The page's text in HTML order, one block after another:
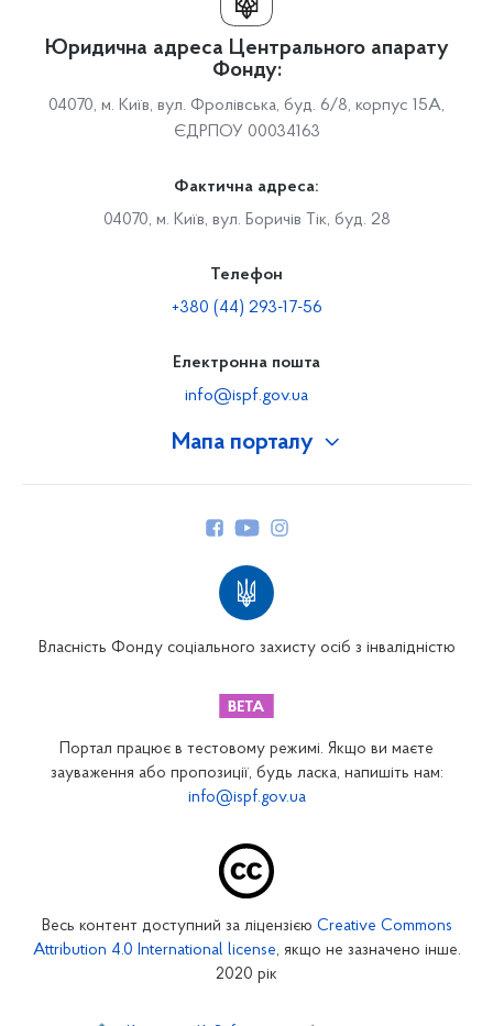
Мапа порталу
Закарпатське відділення
Запорізьке відділення
Кіровоградське відділення
Юридична адреса Центрального апарату
Фонду:
04070, м. Київ, вул. Фролівська, буд. 6/8, корпус 15А,
ЄДРПОУ 00034163
Фактична адреса:
04070, м. Київ, вул. Боричів Тік, буд. 28
Телефон
+380 (44) 293-17-56
Електронна пошта
info@ispf.gov.ua
Власність Фонду соціального захисту осіб з інвалідністю
Портал працює в тестовому режимі. Якщо ви маєте
зауваження або пропозиції, будь ласка, напишіть нам:
info@ispf.gov.ua
Весь контент доступний за ліцензією Creative Commons
Attribution 4.0 International license, якщо не зазначено інше.
2020 рік